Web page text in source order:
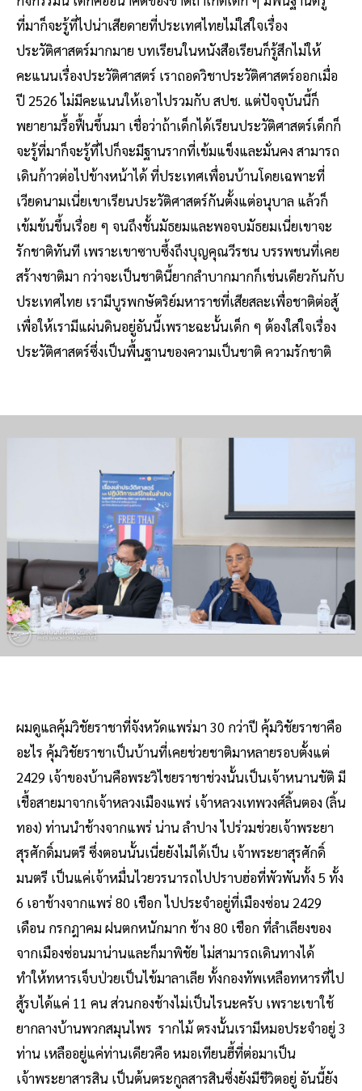
ที่มาก็จะรู้ที่ไปน่าเสียดายที่ประเทศไทยไม่ใส่ใจเรื่อง
ประวัติศาสตร์มากมาย บทเรียนในหนังสือเรียนก็รู้สึกไม่ให้
คะแนนเรื่องประวัติศาสตร์ เราถอดวิชาประวัติศาสตร์ออกเมื่อ
ปี 2526 ไม่มีคะแนนให้เอาไปรวมกับ สปช. แต่ปัจจุบันนี้ก็
พยายามรื้อฟื้นขึ้นมา เชื่อว่าถ้าเด็กได้เรียนประวัติศาสตร์เด็กก็
จะรู้ที่มาก็จะรู้ที่ไปก็จะมีฐานรากที่เข้มแข็งและมั่นคง สามารถ
เดินก้าวต่อไปข้างหน้าได้ ที่ประเทศเพื่อนบ้านโดยเฉพาะที่
เวียดนามเนี่ยเขาเรียนประวัติศาสตร์กันตั้งแต่อนุบาล แล้วก็
เข้มข้นขึ้นเรื่อย ๆ จนถึงชั้นมัธยมและพอจบมัธยมเนี่ยเขาจะ
รักชาติทันที เพราะเขาซาบซึ้งถึงบุญคุณวีรชน บรรพชนที่เคย
สร้างชาติมา กว่าจะเป็นชาตินี้ยากลำบากมากก็เช่นเดียวกันกับ
ประเทศไทย เรามีบูรพกษัตริย์มหาราชที่เสียสละเพื่อชาติต่อสู้
เพื่อให้เรามีแผ่นดินอยู่อันนี้เพราะฉะนั้นเด็ก ๆ ต้องใส่ใจเรื่อง
ประวัติศาสตร์ซึ่งเป็นพื้นฐานของความเป็นชาติ ความรักชาติ
ผมดูแลคุ้มวิชัยราชาที่จังหวัดแพร่มา 30 กว่าปี คุ้มวิชัยราชาคือ
อะไร คุ้มวิชัยราชาเป็นบ้านที่เคยช่วยชาติมาหลายรอบตั้งแต่
2429 เจ้าของบ้านคือพระวิไชยราชาช่วงนั้นเป็นเจ้าหนานขัติ มี
เชื้อสายมาจากเจ้าหลวงเมืองแพร่ เจ้าหลวงเทพวงศ์ลิ้นตอง (ลิ้น
ทอง) ท่านนำช้างจากแพร่ น่าน ลำปาง ไปร่วมช่วยเจ้าพระยา
สุรศักดิ์มนตรี ซึ่งตอนนั้นเนี่ยยังไม่ได้เป็น เจ้าพระยาสุรศักดิ์
มนตรี เป็นแค่เจ้าหมื่นไวยวรนารถไปปราบฮ่อที่พัวพันทั้ง 5 ทั้ง
6 เอาช้างจากแพร่ 80 เชือก ไปประจำอยู่ที่เมืองซ่อน 2429
เดือน กรกฎาคม ฝนตกหนักมาก ช้าง 80 เชือก ที่ลำเลียงของ
จากเมืองซ่อนมาน่านและก็มาพิชัย ไม่สามารถเดินทางได้
ทำให้ทหารเจ็บป่วยเป็นไข้มาลาเลีย ทั้งกองทัพเหลือทหารที่ไป
สู้รบได้แค่ 11 คน ส่วนกองช้างไม่เป็นไรนะครับ เพราะเขาใช้
ยากลางบ้านพวกสมุนไพร รากไม้ ตรงนั้นเรามีหมอประจำอยู่ 3
ท่าน เหลืออยู่แค่ท่านเดียวคือ หมอเทียนฮี้ที่ต่อมาเป็น
เจ้าพระยาสารสิน เป็นต้นตระกูลสารสินซึ่งยังมีชีวิตอยู่ อันนี้ยัง